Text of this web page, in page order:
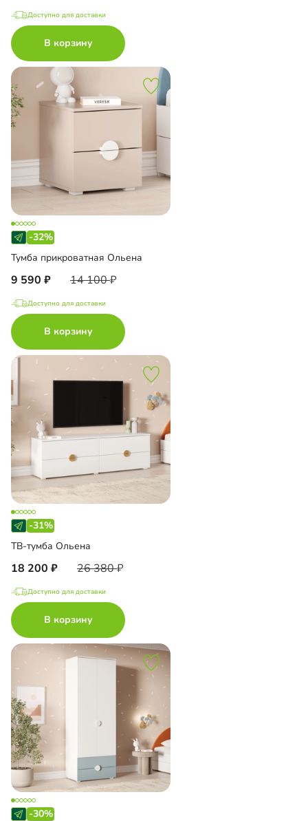
Доступно для доставки
В корзину
-32%
Тумба прикроватная Ольена
9 590 14 100
Доступно для доставки
В корзину
-31%
ТВ-тумба Ольена
18 200 26 380
Доступно для доставки
В корзину
-30%